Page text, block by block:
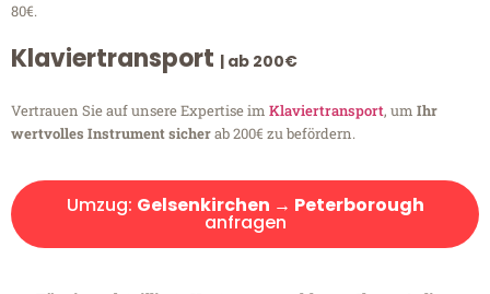
80€.
Klaviertransport | ab 200€
Vertrauen Sie auf unsere Expertise im Klaviertransport, um Ihr
wertvolles Instrument sicherab 200€ zu befördern.
Umzug: Gelsenkirchen → Peterborough
anfragen